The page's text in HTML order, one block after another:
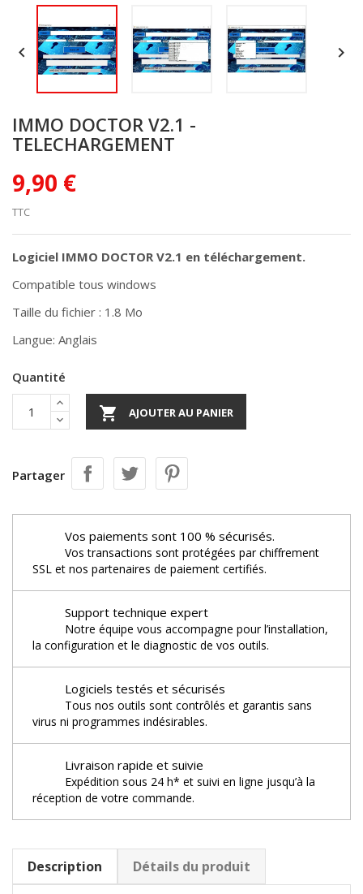
 
IMMO DOCTOR V2.1 -
TELECHARGEMENT
9,90 €
TTC
Logiciel IMMO DOCTOR V2.1 en téléchargement.
Compatible tous windows
Taille du fichier : 1.8 Mo
Langue: Anglais
Quantité
 AJOUTER AU PANIER
Partager
Vos paiements sont 100 % sécurisés.
Vos transactions sont protégées par chiffrement
SSL et nos partenaires de paiement certifiés.
Support technique expert
Notre équipe vous accompagne pour l’installation,
la configuration et le diagnostic de vos outils.
Logiciels testés et sécurisés
Tous nos outils sont contrôlés et garantis sans
virus ni programmes indésirables.
Livraison rapide et suivie
Expédition sous 24 h* et suivi en ligne jusqu’à la
réception de votre commande.
Description Détails du produit